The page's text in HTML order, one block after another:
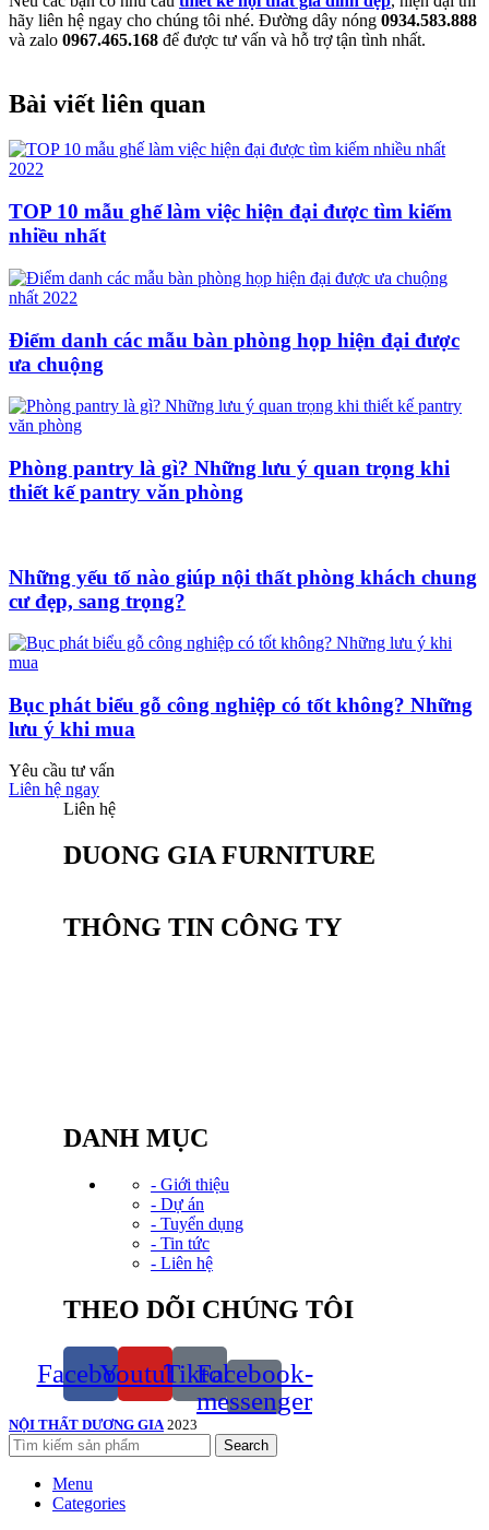
hãy liên hệ ngay cho chúng tôi nhé. Đường dây nóng 0934.583.888
và zalo 0967.465.168 để được tư vấn và hỗ trợ tận tình nhất.
Bài viết liên quan
TOP 10 mẫu ghế làm việc hiện đại được tìm kiếm
nhiều nhất
Điểm danh các mẫu bàn phòng họp hiện đại được
ưa chuộng
Phòng pantry là gì? Những lưu ý quan trọng khi
thiết kế pantry văn phòng
Những yếu tố nào giúp nội thất phòng khách chung
cư đẹp, sang trọng?
Bục phát biểu gỗ công nghiệp có tốt không? Những
lưu ý khi mua
Yêu cầu tư vấn
Liên hệ ngay
Liên hệ
DUONG GIA FURNITURE
THÔNG TIN CÔNG TY
DANH MỤC
- Giới thiệu
- Dự án
- Tuyển dụng
- Tin tức
- Liên hệ
THEO DÕI CHÚNG TÔI
FacebookYoutubeTiktok
Facebook-
messenger
NỘI THẤT DƯƠNG GIA 2023
Search
Menu
Categories